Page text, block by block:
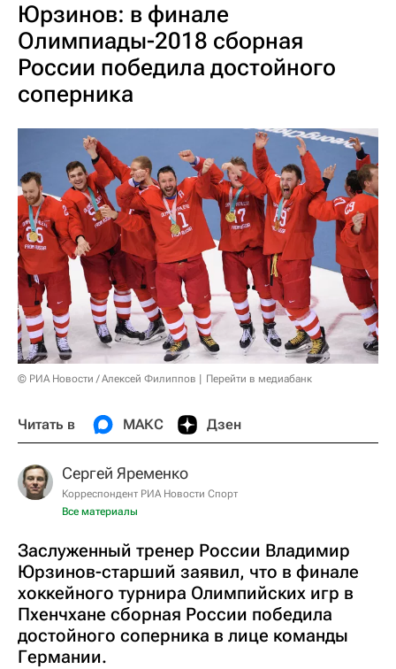
Юрзинов: в финале
Олимпиады-2018 сборная
России победила достойного
соперника
© РИА Новости / Алексей Филиппов Перейти в медиабанк
Читать в МАКС Дзен
Сергей Яременко
Корреспондент РИА Новости Спорт
Все материалы
Заслуженный тренер России Владимир
Юрзинов-старший заявил, что в финале
хоккейного турнира Олимпийских игр в
Пхенчхане сборная России победила
достойного соперника в лице команды
Германии.